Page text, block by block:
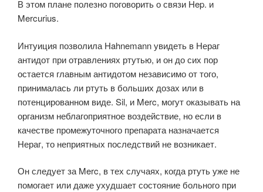
В этом плане полезно поговорить о связи Hep. и
Mercurius.
Интуиция позволила Hahnemann увидеть в Нераг
антидот при отравлениях ртутью, и он до сих пор
остается главным антидотом независимо от того,
принималась ли ртуть в больших дозах или в
потенцированном виде. Sil, и Merc, могут оказывать на
организм неблагоприятное воздействие, но если в
качестве промежуточного препарата назначается
Нераг, то неприятных последствий не возникает.
Он следует за Merc, в тех случаях, когда ртуть уже не
помогает или даже ухудшает состояние больного при